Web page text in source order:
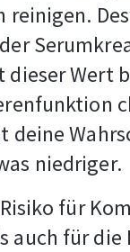
reinigen.
Wert
deine
niedriger.
für
auch für